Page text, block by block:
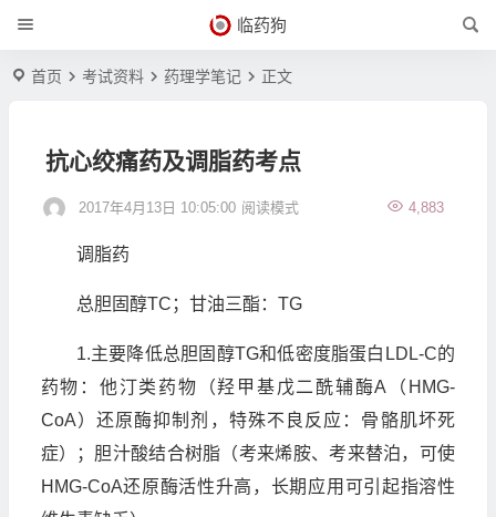
临药狗
首页 考试资料 药理学笔记 正文
抗心绞痛药及调脂药考点
2017年4月13日 10:05:00 4,883
阅读模式
调脂药
总胆固醇TC；甘油三酯：TG
1.主要降低总胆固醇TG和低密度脂蛋白LDL-C的
药物：他汀类药物（羟甲基戊二酰辅酶A（HMG-
CoA）还原酶抑制剂，特殊不良反应：骨骼肌坏死
症）；胆汁酸结合树脂（考来烯胺、考来替泊，可使
HMG-CoA还原酶活性升高，长期应用可引起指溶性